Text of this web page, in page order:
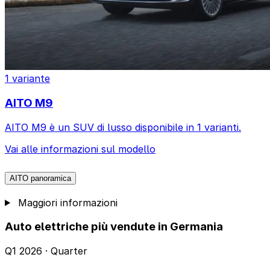
1 variante
AITO M9
AITO M9 è un SUV di lusso disponibile in 1 varianti.
Vai alle informazioni sul modello
AITO panoramica
Maggiori informazioni
Auto elettriche più vendute in Germania
Q1 2026 · Quarter